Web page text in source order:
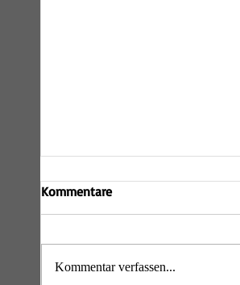
Relegation der D2 ohne
Am Samstag, den 18. April 2026,
den Aufstieg von der Bezirksklasse
Kommentare
Kommentar verfassen...